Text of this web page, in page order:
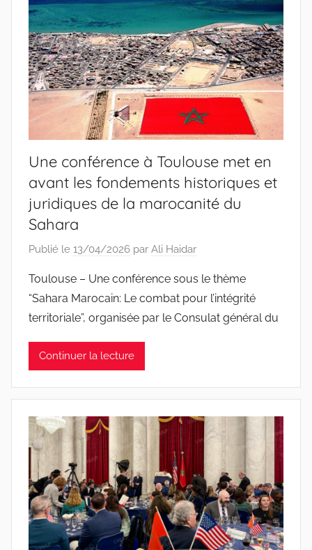
Une conférence à Toulouse met en
avant les fondements historiques et
juridiques de la marocanité du
Sahara
Publié le 13/04/2026 par Ali Haidar
Toulouse – Une conférence sous le thème
“Sahara Marocain: Le combat pour l’intégrité
territoriale”, organisée par le Consulat général du
Continuer la lecture